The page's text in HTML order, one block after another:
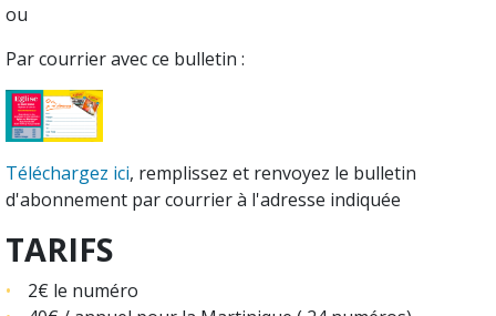
ou
Par courrier avec ce bulletin :
Téléchargez ici, remplissez et renvoyez le bulletin
d'abonnement par courrier à l'adresse indiquée
TARIFS
2€ le numéro